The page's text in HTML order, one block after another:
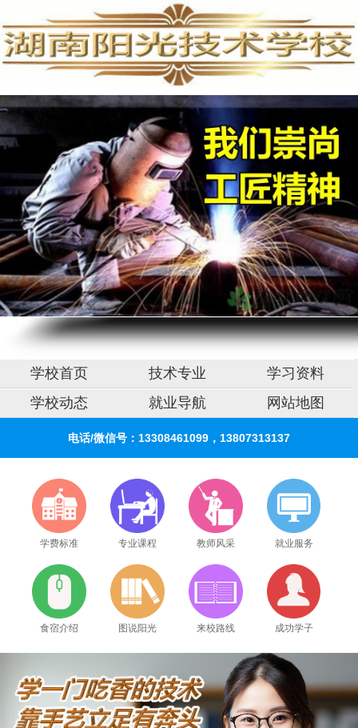
手机维修培训,手机维修培训学校,手机维修培训班
学校首页 技术专业
学习资料
学校动态
就业导航 网站地图
电话/微信号：13308461099，13807313137
学费标准 专业课程 教师风采 就业服务
食宿介绍 图说阳光 来校路线 成功学子